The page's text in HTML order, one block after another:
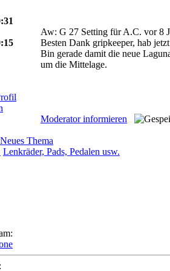
Aw: G 27 Setting für A.C. vor 8
Besten Dank gripkeeper, hab
Bin gerade damit die neue
um die Mittelage.
Moderator informieren
Lenkräder, Pads, Pedalen usw.